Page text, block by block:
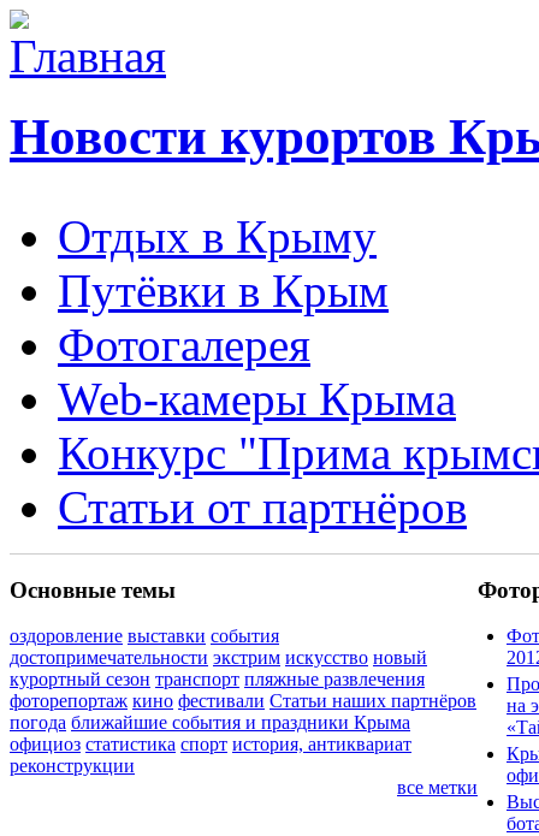
Новости курортов
Отдых в Крыму
Путёвки в Крым
Фотогалерея
Web-камеры Крыма
Конкурс "Прима
Статьи от партнёров
Основные темы
оздоровление выставки события
достопримечательности экстрим искусство новый
курортный сезон транспорт пляжные развлечения
фоторепортаж кино фестивали Статьи наших партнёров
погода ближайшие события и праздники Крыма
официоз статистика спорт история, антиквариат
реконструкции
все метки
на